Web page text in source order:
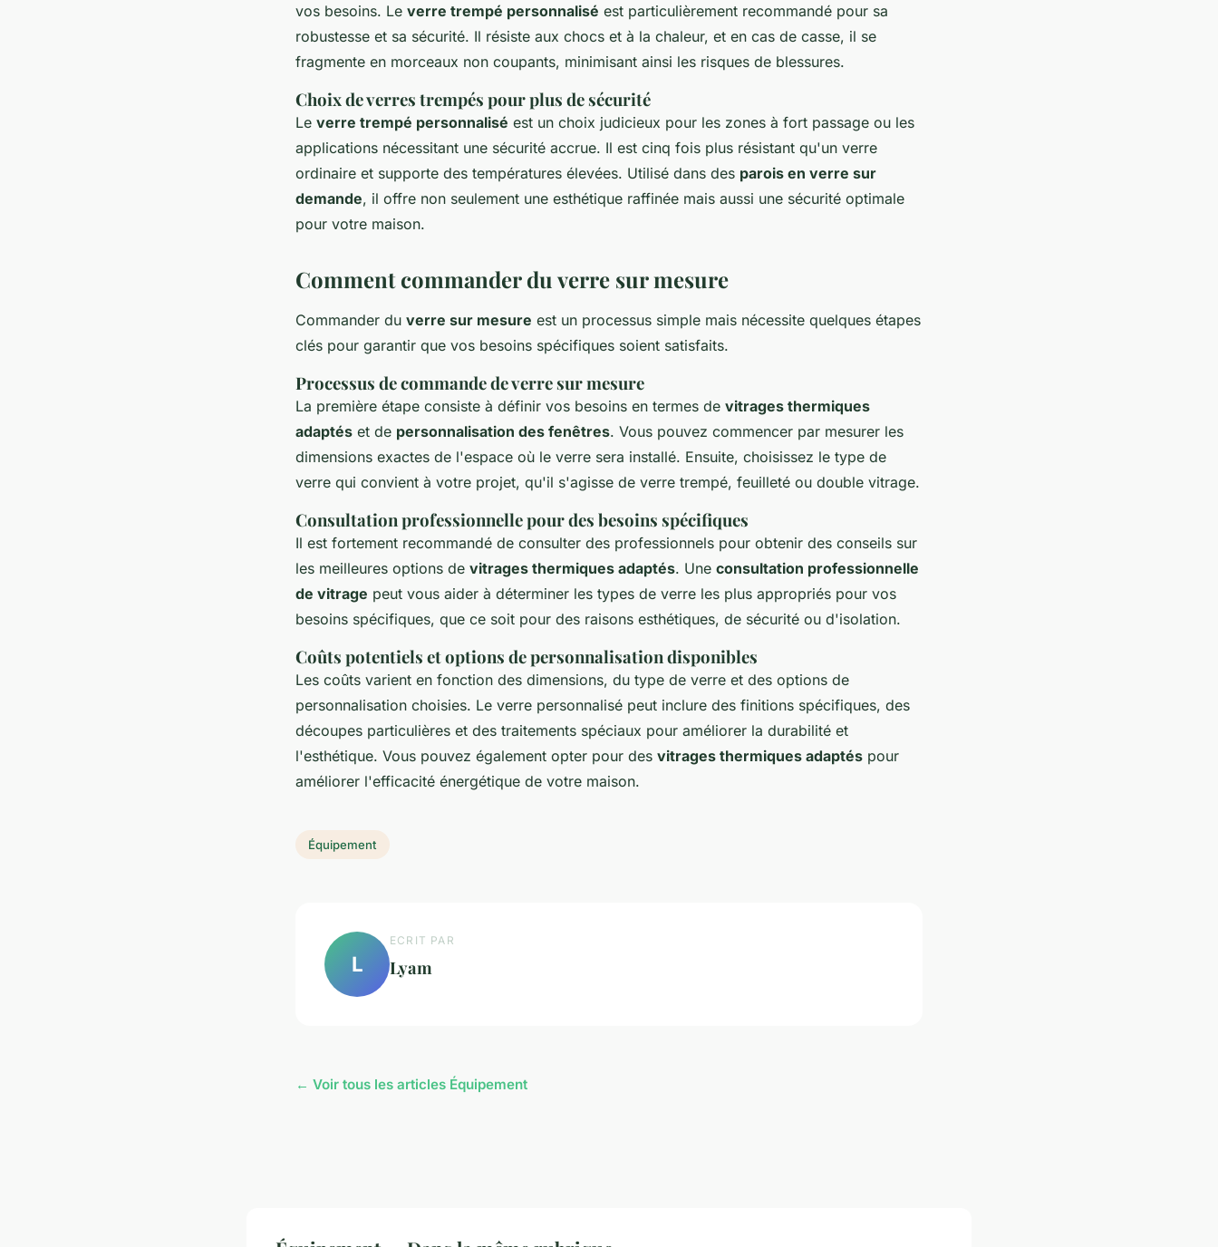
vos besoins. Le verre trempé personnalisé est particulièrement recommandé pour sa
robustesse et sa sécurité. Il résiste aux chocs et à la chaleur, et en cas de casse, il se
fragmente en morceaux non coupants, minimisant ainsi les risques de blessures.
Choix de verres trempés pour plus de sécurité
Le verre trempé personnalisé est un choix judicieux pour les zones à fort passage ou les
applications nécessitant une sécurité accrue. Il est cinq fois plus résistant qu'un verre
ordinaire et supporte des températures élevées. Utilisé dans des parois en verre sur
demande, il offre non seulement une esthétique raffinée mais aussi une sécurité optimale
pour votre maison.
Comment commander du verre sur mesure
Commander du verre sur mesure est un processus simple mais nécessite quelques étapes
clés pour garantir que vos besoins spécifiques soient satisfaits.
Processus de commande de verre sur mesure
La première étape consiste à définir vos besoins en termes de vitrages thermiques
adaptés et de personnalisation des fenêtres. Vous pouvez commencer par mesurer les
dimensions exactes de l'espace où le verre sera installé. Ensuite, choisissez le type de
verre qui convient à votre projet, qu'il s'agisse de verre trempé, feuilleté ou double vitrage.
Consultation professionnelle pour des besoins spécifiques
Il est fortement recommandé de consulter des professionnels pour obtenir des conseils sur
les meilleures options de vitrages thermiques adaptés. Une consultation professionnelle
de vitrage peut vous aider à déterminer les types de verre les plus appropriés pour vos
besoins spécifiques, que ce soit pour des raisons esthétiques, de sécurité ou d'isolation.
Coûts potentiels et options de personnalisation disponibles
Les coûts varient en fonction des dimensions, du type de verre et des options de
personnalisation choisies. Le verre personnalisé peut inclure des finitions spécifiques, des
découpes particulières et des traitements spéciaux pour améliorer la durabilité et
l'esthétique. Vous pouvez également opter pour des vitrages thermiques adaptés pour
améliorer l'efficacité énergétique de votre maison.
Équipement
L
ECRIT PAR
Lyam
← Voir tous les articles Équipement